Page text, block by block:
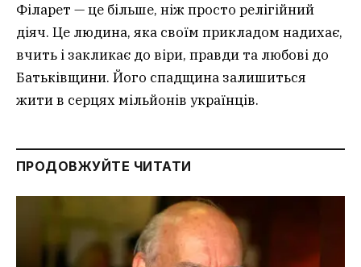
Філарет — це більше, ніж просто релігійний
діяч. Це людина, яка своїм прикладом надихає,
вчить і закликає до віри, правди та любові до
Батьківщини. Його спадщина залишиться
жити в серцях мільйонів українців.
ПРОДОВЖУЙТЕ ЧИТАТИ